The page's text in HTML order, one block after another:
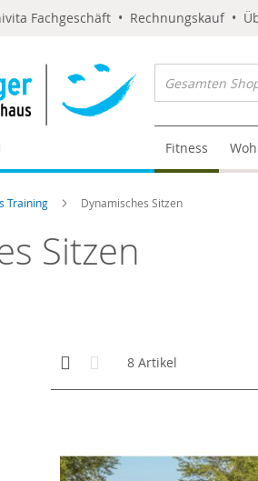
Fachgeschäft • Rechnungskauf •
Fitness
Training Dynamisches Sitzen
Sitzen
Anzeigen
als
Kachelansicht
8 Artikel